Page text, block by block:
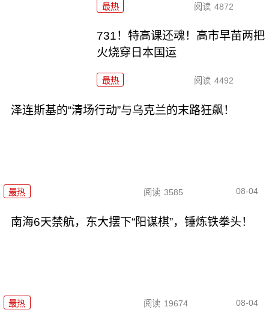
最热 阅读 4872
731！特高课还魂！高市早苗两把
火烧穿日本国运
最热 阅读 4492
泽连斯基的“清场行动”与乌克兰的末路狂飙！
最热 阅读 3585 08-04
南海6天禁航，东大摆下“阳谋棋”，锤炼铁拳头！
最热 阅读 19674 08-04